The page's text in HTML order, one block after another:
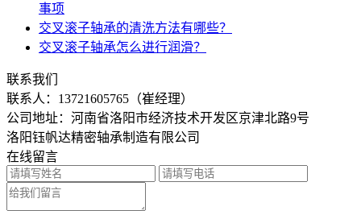
事项
交叉滚子轴承的清洗方法有哪些？
交叉滚子轴承怎么进行润滑？
联系我们
联系人： 13721605765（崔经理）
公司地址：河南省洛阳市经济技术开发区京津北路9号
洛阳钰帆达精密轴承制造有限公司
在线留言